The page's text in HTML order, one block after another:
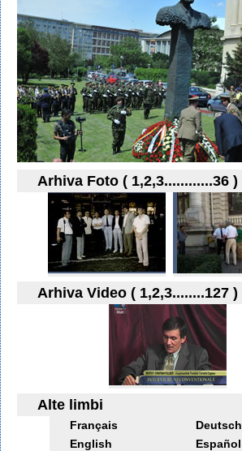
Arhiva Foto ( 1,2,3............36 )
Arhiva Video ( 1,2,3........127 )
Alte limbi
Français
Deutsch
English
Español